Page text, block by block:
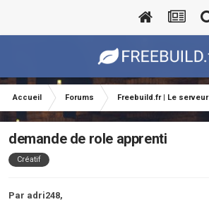
Accueil Forums Freebuild.fr | Le serveur
demande de role apprenti
Créatif
Par adri248,